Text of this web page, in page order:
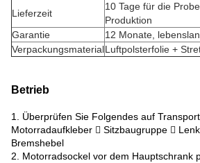
Lieferzeit
10 Tage für die
Produktion
Garantie
12 Monate,
VerpackungsmaterialLuftpolsterfolie +
Betrieb
1. Überprüfen Sie Folgendes auf
Motorradaufkleber  Sitzbaugruppe 
Bremshebel
2. Motorradsockel vor dem Hauptschrank